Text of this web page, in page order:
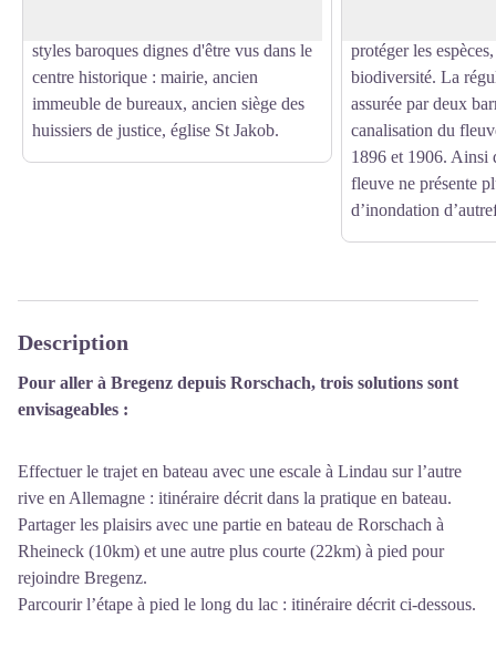
styles baroques dignes d'être vus dans le
centre historique : mairie, ancien
immeuble de bureaux, ancien siège des
huissiers de justice, église St Jakob.
protéger les
biodiversité. La
assurée par deux
canalisation du
1896 et 1906. Ainsi
fleuve ne présente
d’inondation
Description
Pour aller à Bregenz depuis Rorschach, trois solutions sont
envisageables :
Effectuer le trajet en bateau avec une escale à Lindau sur l’autre
rive en Allemagne : itinéraire décrit dans la pratique en bateau.
Partager les plaisirs avec une partie en bateau de Rorschach à
Rheineck (10km) et une autre plus courte (22km) à pied pour
rejoindre Bregenz.
Parcourir l’étape à pied le long du lac : itinéraire décrit ci-dessous.